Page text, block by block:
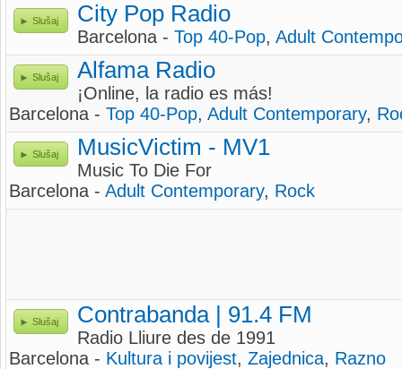
Slušaj City Pop Radio
Barcelona - Top 40-Pop, Adult
Slušaj Alfama Radio
¡Online, la radio es más!
Barcelona - Top 40-Pop, Adult Contemporary,
Slušaj MusicVictim - MV1
Music To Die For
Barcelona - Adult Contemporary, Rock
Slušaj Contrabanda | 91.4 FM
Radio Lliure des de 1991
Barcelona - Kultura i povijest, Zajednica, Razno